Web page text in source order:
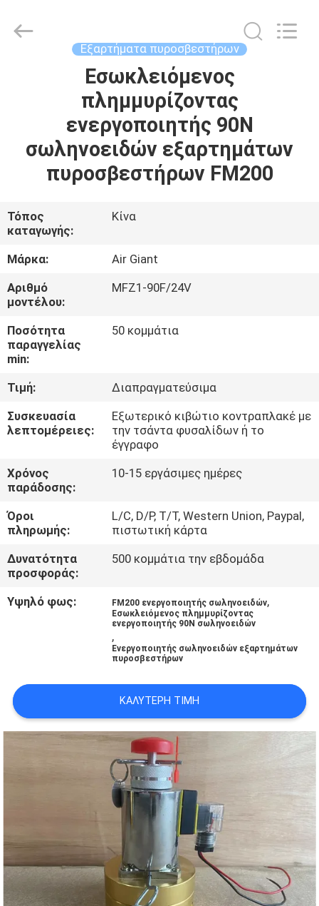
ΠΡΟΪΌΝΤΑ
ΠΑΡΟΥΣΙΆΣΤΕ
ΣΧΕΤΙΚΆ
ΜΕ
ΕΜΆΣ
ΓΎΡΟΣ
ΕΡΓΟΣΤΑΣΊΩΝ
ΠΟΙΟΤΙΚΌΣ
ΈΛΕΓΧΟΣ
ΚΑΤΕΒΆΣΤΕ
ΖΗΤΉΣΤΕ
ΈΝΑ
ΑΠΌΣΠΑΣΜΑ
SITEMAP
POLICY
Equipment
Εξαρτήματα πυροσβεστήρων
Εσωκλειόμενος
πλημμυρίζοντας
ενεργοποιητής 90N
σωληνοειδών εξαρτημάτων
πυροσβεστήρων FM200
Τόπος
καταγωγής:
Κίνα
Μάρκα:
Air Giant
Αριθμό
μοντέλου:
MFZ1-90F/24V
Ποσότητα
παραγγελίας
min:
50 κομμάτια
Τιμή:
Διαπραγματεύσιμα
Συσκευασία
λεπτομέρειες:
Εξωτερικό κιβώτιο κοντραπλακέ με
την τσάντα φυσαλίδων ή το
έγγραφο
Χρόνος
παράδοσης:
10-15 εργάσιμες ημέρες
Όροι
πληρωμής:
L/C, D/P, T/T, Western Union, Paypal,
πιστωτική κάρτα
Δυνατότητα
προσφοράς:
500 κομμάτια την εβδομάδα
Υψηλό φως: FM200 ενεργοποιητής σωληνοειδών,
Εσωκλειόμενος πλημμυρίζοντας
ενεργοποιητής 90N σωληνοειδών
,
Ενεργοποιητής σωληνοειδών εξαρτημάτων
πυροσβεστήρων
ΚΑΛΎΤΕΡΗ ΤΙΜΉ